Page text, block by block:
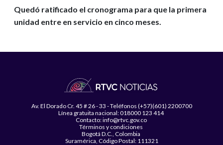
Quedó ratificado el cronograma para que la primera
unidad entre en servicio en cinco meses.
Av. El Dorado Cr. 45 # 26 - 33 - Teléfonos (+57)(601) 2200700
Línea gratuita nacional: 018000 123 414
Contacto: info@rtvc.gov.co
Términos y condiciones
Bogotá D.C., Colombia
Suramérica, Código Postal: 111321